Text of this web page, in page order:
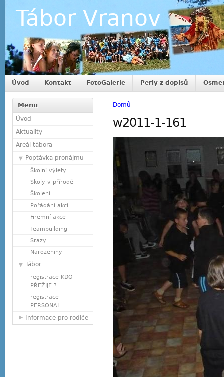
Tábor Vranov
Úvod Kontakt FotoGalerie Perly z dopisů
Menu
Úvod
Aktuality
Areál tábora
Poptávka pronájmu
Školní výlety
Školy v přírodě
Školení
Pořádání akcí
Firemní akce
Teambuilding
Srazy
Narozeniny
Tábor
registrace KDO
PŘEŽIJE ?
registrace -
PERSONAL
Informace pro rodiče
Domů
w2011-1-161